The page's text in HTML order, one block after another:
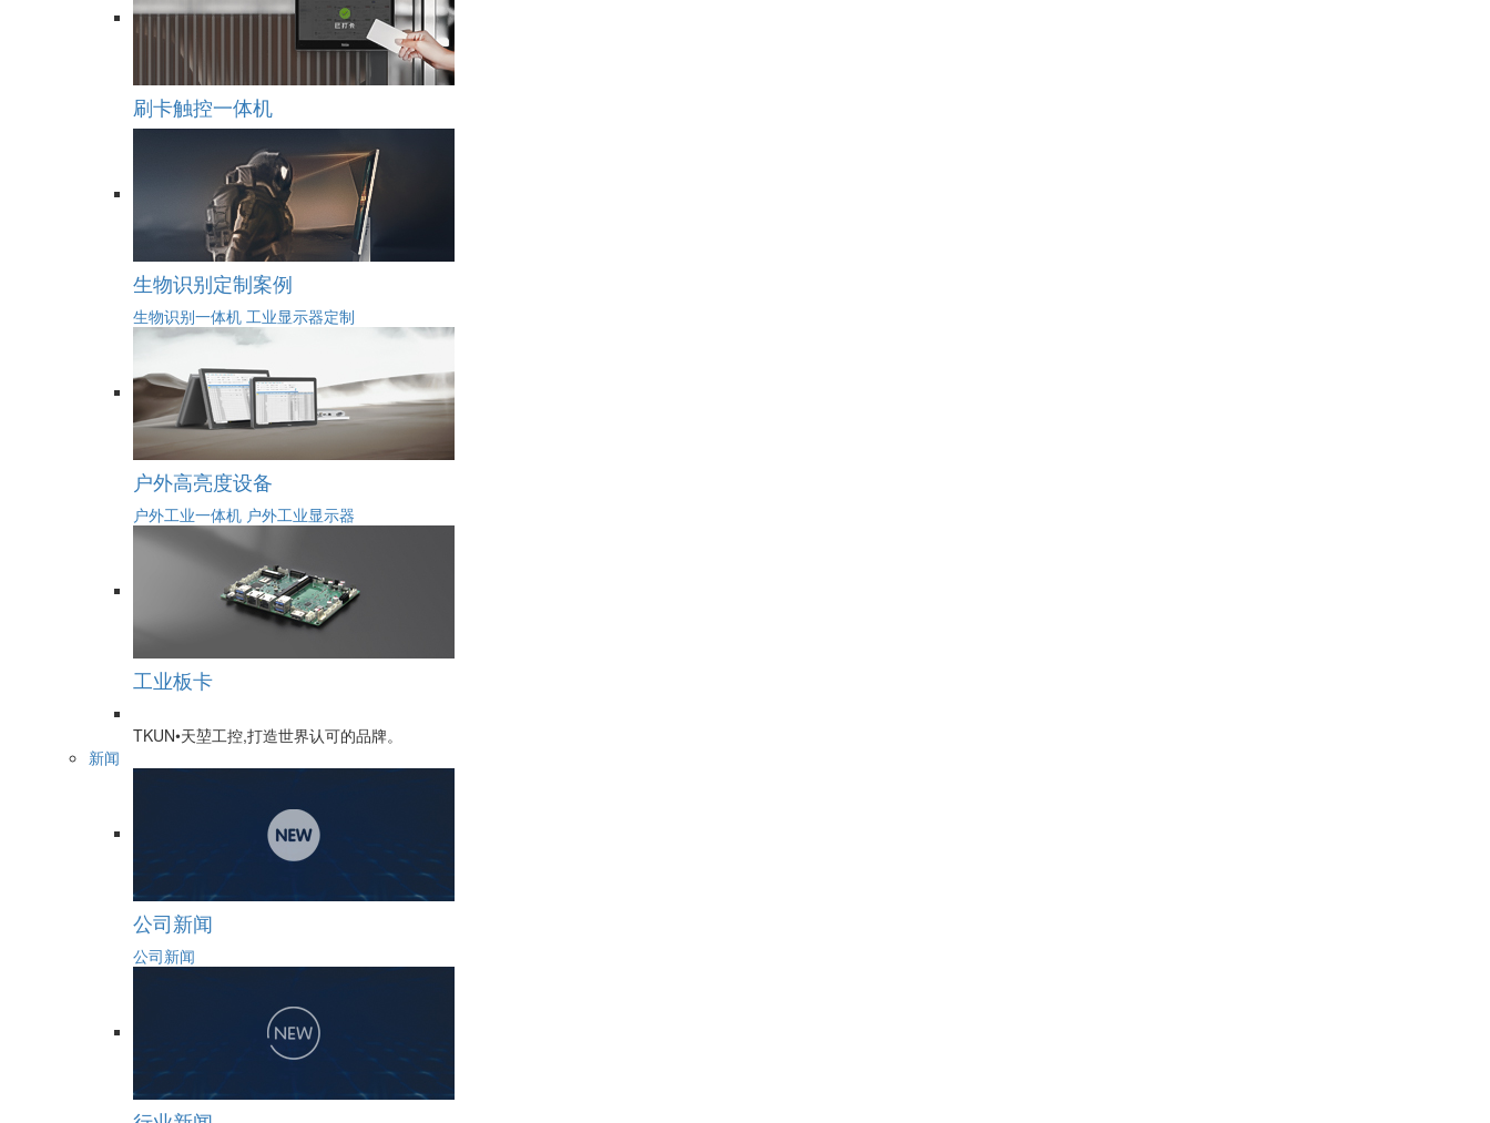
刷卡触控一体机
生物识别定制案例
生物识别一体机 工业显示器定制
户外高亮度设备
户外工业一体机 户外工业显示器
工业板卡
TKUN•天堃工控,打造世界认可的品牌。
新闻
公司新闻
公司新闻